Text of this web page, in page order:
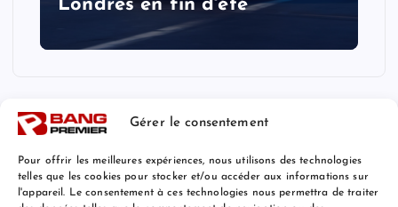
Gérer le consentement
Pour offrir les meilleures expériences, nous utilisons des technologies
telles que les cookies pour stocker et/ou accéder aux informations sur
l'appareil. Le consentement à ces technologies nous permettra de traiter
Londres en fin d'été
Mentions Légales